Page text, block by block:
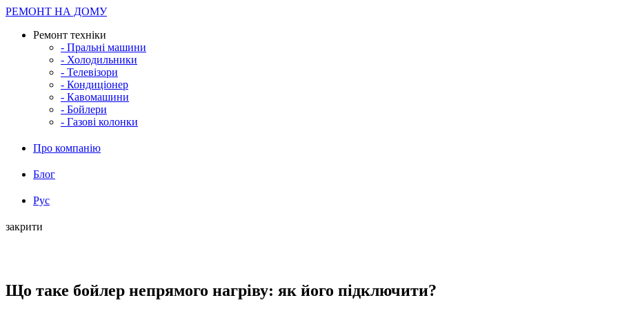
РЕМОНТ НА ДОМУ
Ремонт техніки
- Пральні машини
- Холодильники
- Телевізори
- Кондиціонер
- Кавомашини
- Бойлери
- Газові колонки
Про компанію
Блог
Рус
закрити
Що таке бойлер непрямого нагріву: як його підключити?